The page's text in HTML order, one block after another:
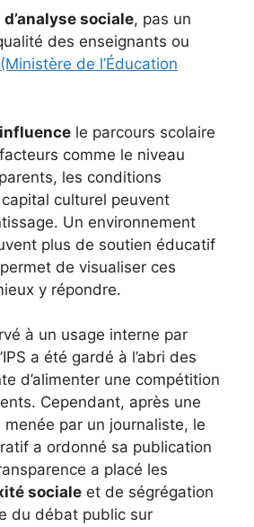
sociale, pas un
des enseignants ou
(Ministère de l’Éducation
le parcours scolaire
comme le niveau
les conditions
culturel peuvent
Un environnement
plus de soutien éducatif
permet de visualiser ces
y répondre.
à un usage interne par
a été gardé à l’abri des
d’alimenter une compétition
Cependant, après une
par un journaliste, le
a ordonné sa publication
a placé les
sociale et de ségrégation
du débat public sur